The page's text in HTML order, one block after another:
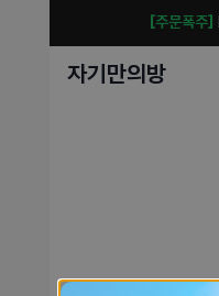
[주문폭주]
자기만의방